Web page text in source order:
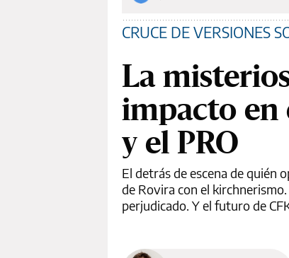
CRUCE DE VERSIONES
La
impacto en
y el PRO
El detrás de escena de quién
de Rovira con el
perjudicado. Y el futuro de